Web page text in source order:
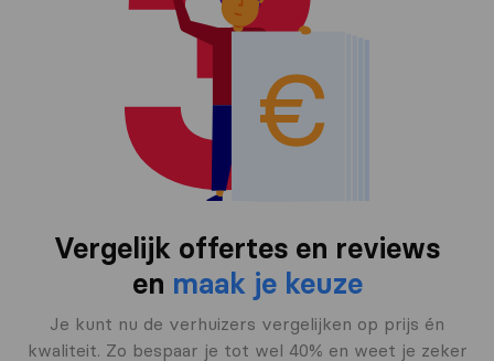
Vergelijk offertes en reviews
en maak je keuze
Je kunt nu de verhuizers vergelijken op prijs én
kwaliteit. Zo bespaar je tot wel 40% en weet je zeker